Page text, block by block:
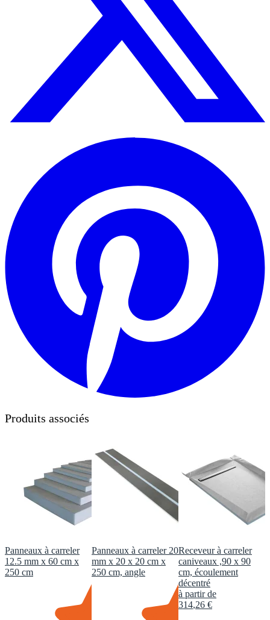
Produits associés
Panneaux à carreler
12.5 mm x 60 cm x
250 cm
Panneaux à carreler 20
mm x 20 x 20 cm x
250 cm, angle
Receveur à carreler
caniveaux ,90 x 90
cm, écoulement
décentré
à partir de
314,26 €